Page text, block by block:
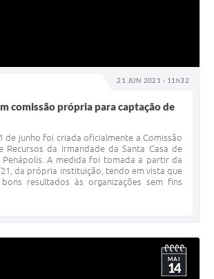
21 JUN 2021 - 11h32
comissão própria para captação de
de junho foi criada oficialmente a Comissão
Recursos da Irmandade da Santa Casa de
Penápolis. A medida foi tomada a partir da
da própria instituição, tendo em vista que
resultados às organizações sem fins
MAI
14